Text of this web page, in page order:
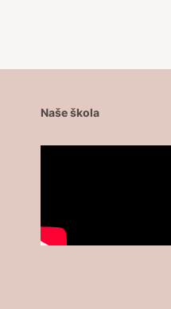
Naše škola